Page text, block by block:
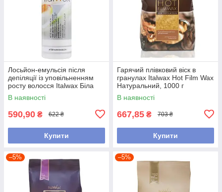
Лосьйон-емульсія після
депіляції із уповільненням
росту волосся Italwax Біла
Орхідея, 500 мл
В наявності
590,90 ₴ 622 ₴
Купити
Гарячий плівковий віск в
гранулах Italwax Hot Film Wax
Натуральний, 1000 г
В наявності
667,85 ₴ 703 ₴
Купити
–5% –5%